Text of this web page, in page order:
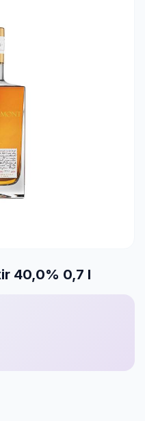
40,0% 0,7 l